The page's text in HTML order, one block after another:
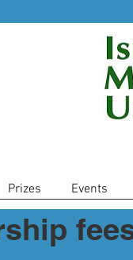
Prizes Events